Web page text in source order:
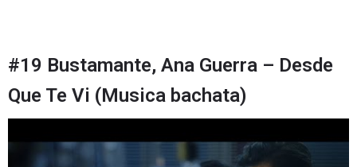
#19 Bustamante, Ana Guerra – Desde
Que Te Vi (Musica bachata)